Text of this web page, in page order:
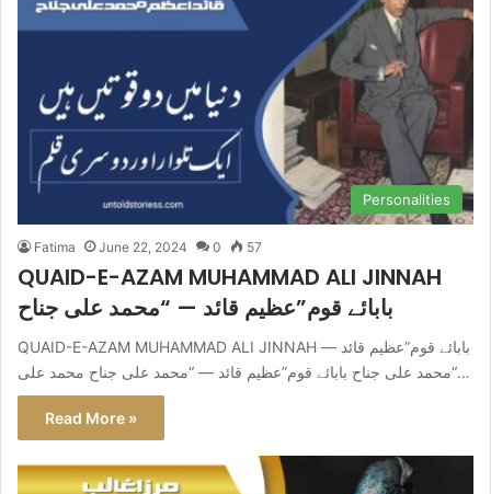
Personalities
Fatima June 22, 2024 0 57
QUAID-E-AZAM MUHAMMAD ALI JINNAH
بابائے قوم”عظیم قائد — “محمد علی جناح
QUAID-E-AZAM MUHAMMAD ALI JINNAH بابائے قوم”عظیم قائد —
“محمد علی جناح بابائے قوم”عظیم قائد — “محمد علی جناح محمد علی…
Read More »